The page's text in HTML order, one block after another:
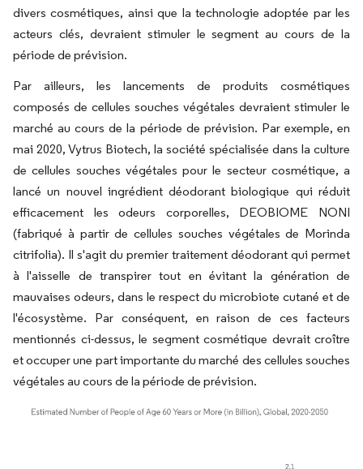
divers cosmétiques, ainsi que la technologie adoptée par les
acteurs clés, devraient stimuler le segment au cours de la
période de prévision.
Par ailleurs, les lancements de produits cosmétiques
composés de cellules souches végétales devraient stimuler le
marché au cours de la période de prévision. Par exemple, en
mai 2020, Vytrus Biotech, la société spécialisée dans la culture
de cellules souches végétales pour le secteur cosmétique, a
lancé un nouvel ingrédient déodorant biologique qui réduit
efficacement les odeurs corporelles, DEOBIOME NONI
(fabriqué à partir de cellules souches végétales de Morinda
citrifolia). Il s'agit du premier traitement déodorant qui permet
à l'aisselle de transpirer tout en évitant la génération de
mauvaises odeurs, dans le respect du microbiote cutané et de
l'écosystème. Par conséquent, en raison de ces facteurs
mentionnés ci-dessus, le segment cosmétique devrait croître
et occuper une part importante du marché des cellules souches
végétales au cours de la période de prévision.